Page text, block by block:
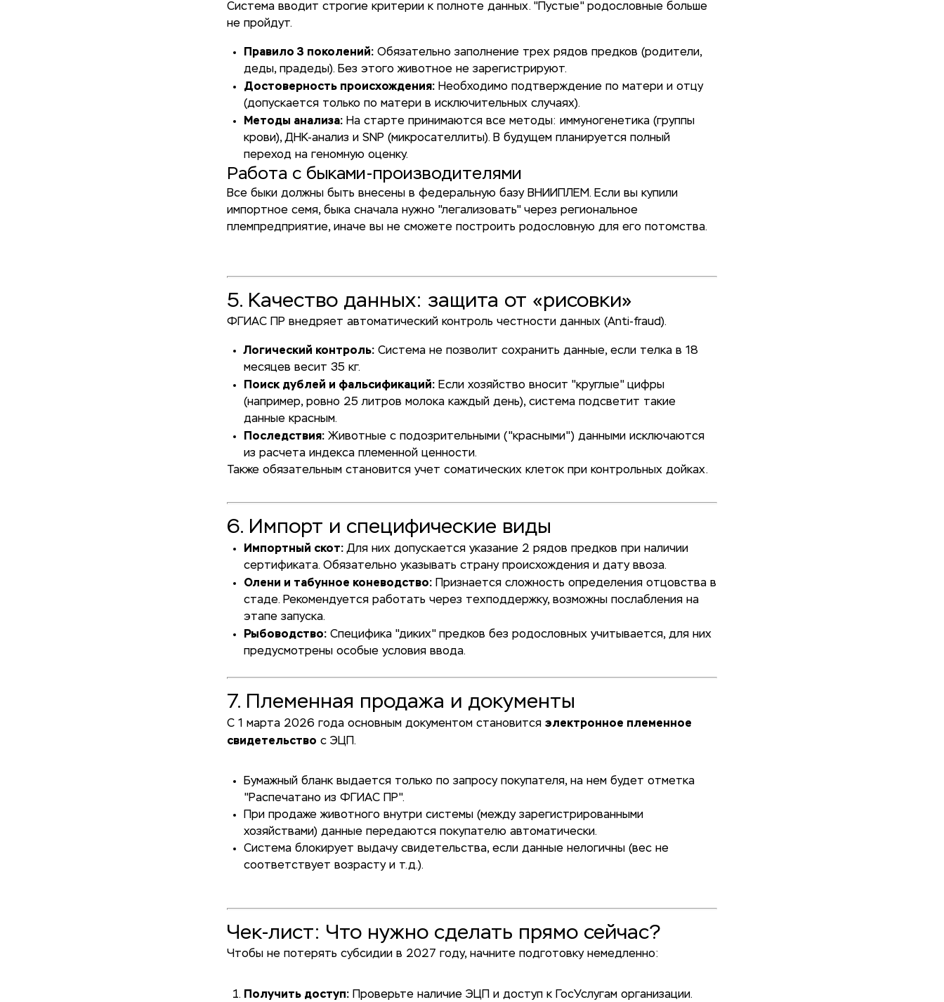
Система вводит строгие критерии к полноте данных. "Пустые" родословные больше
не пройдут.
Правило 3 поколений: Обязательно заполнение трех рядов предков (родители,
деды, прадеды). Без этого животное не зарегистрируют.
Достоверность происхождения: Необходимо подтверждение по матери и отцу
(допускается только по матери в исключительных случаях).
Методы анализа: На старте принимаются все методы: иммуногенетика (группы
крови), ДНК-анализ и SNP (микросателлиты). В будущем планируется полный
переход на геномную оценку.
Работа с быками-производителями
Все быки должны быть внесены в федеральную базу ВНИИПЛЕМ. Если вы купили
импортное семя, быка сначала нужно "легализовать" через региональное
племпредприятие, иначе вы не сможете построить родословную для его потомства.
5. Качество данных: защита от «рисовки»
ФГИАС ПР внедряет автоматический контроль честности данных (Anti-fraud).
Логический контроль: Система не позволит сохранить данные, если телка в 18
месяцев весит 35 кг.
Поиск дублей и фальсификаций: Если хозяйство вносит "круглые" цифры
(например, ровно 25 литров молока каждый день), система подсветит такие
данные красным.
Последствия: Животные с подозрительными ("красными") данными исключаются
из расчета индекса племенной ценности.
Также обязательным становится учет соматических клеток при контрольных дойках.
6. Импорт и специфические виды
Импортный скот: Для них допускается указание 2 рядов предков при наличии
сертификата. Обязательно указывать страну происхождения и дату ввоза.
Олени и табунное коневодство: Признается сложность определения отцовства в
стаде. Рекомендуется работать через техподдержку, возможны послабления на
этапе запуска.
Рыбоводство: Специфика "диких" предков без родословных учитывается, для них
предусмотрены особые условия ввода.
7. Племенная продажа и документы
С 1 марта 2026 года основным документом становится электронное племенное
свидетельство с ЭЦП.
Бумажный бланк выдается только по запросу покупателя, на нем будет отметка
"Распечатано из ФГИАС ПР".
При продаже животного внутри системы (между зарегистрированными
хозяйствами) данные передаются покупателю автоматически.
Система блокирует выдачу свидетельства, если данные нелогичны (вес не
соответствует возрасту и т.д.).
Чек-лист: Что нужно сделать прямо сейчас?
Чтобы не потерять субсидии в 2027 году, начните подготовку немедленно:
Получить доступ: Проверьте наличие ЭЦП и доступ к ГосУслугам организации.